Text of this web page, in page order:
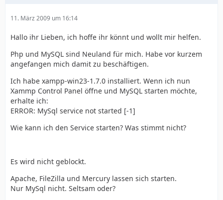
11. März 2009 um 16:14
Hallo ihr Lieben, ich hoffe ihr könnt und wollt mir helfen.
Php und MySQL sind Neuland für mich. Habe vor kurzem
angefangen mich damit zu beschäftigen.
Ich habe xampp-win23-1.7.0 installiert. Wenn ich nun
Xammp Control Panel öffne und MySQL starten möchte,
erhalte ich:
ERROR: MySql service not started [-1]
Wie kann ich den Service starten? Was stimmt nicht?
Es wird nicht geblockt.
Apache, FileZilla und Mercury lassen sich starten.
Nur MySql nicht. Seltsam oder?